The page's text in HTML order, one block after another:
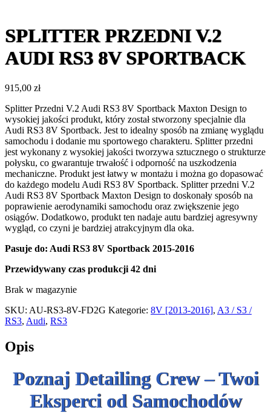
SPLITTER PRZEDNI V.2
AUDI RS3 8V SPORTBACK
915,00 zł
Splitter Przedni V.2 Audi RS3 8V Sportback Maxton Design to
wysokiej jakości produkt, który został stworzony specjalnie dla
Audi RS3 8V Sportback. Jest to idealny sposób na zmianę wyglądu
samochodu i dodanie mu sportowego charakteru. Splitter przedni
jest wykonany z wysokiej jakości tworzywa sztucznego o strukturze
połysku, co gwarantuje trwałość i odporność na uszkodzenia
mechaniczne. Produkt jest łatwy w montażu i można go dopasować
do każdego modelu Audi RS3 8V Sportback. Splitter przedni V.2
Audi RS3 8V Sportback Maxton Design to doskonały sposób na
poprawienie aerodynamiki samochodu oraz zwiększenie jego
osiągów. Dodatkowo, produkt ten nadaje autu bardziej agresywny
wygląd, co czyni je bardziej atrakcyjnym dla oka.
Pasuje do: Audi RS3 8V Sportback 2015-2016
Przewidywany czas produkcji 42 dni
Brak w magazynie
SKU: AU-RS3-8V-FD2G Kategorie: 8V [2013-2016], A3 / S3 /
RS3, Audi, RS3
Opis
Poznaj Detailing Crew – Twoi
Eksperci od Samochodów